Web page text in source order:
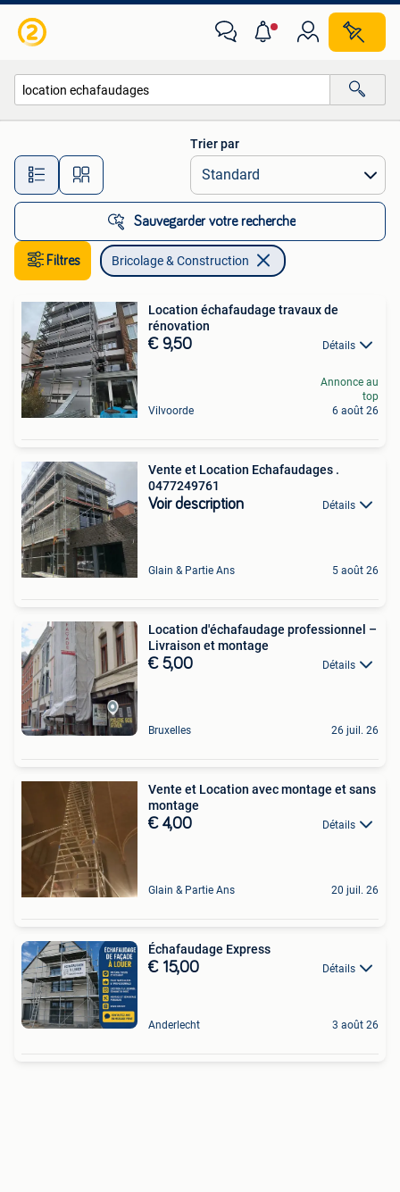
Toutes les distances…
Trier par
Sauvegarder votre recherche
Filtres Bricolage & Construction
Location échafaudage travaux de
rénovation
€ 9,50 Détails
Vilvoorde
Annonce au
top
6 août 26
Vente et Location Echafaudages .
0477249761
Voir description Détails
Glain & Partie Ans 5 août 26
Location d'échafaudage professionnel –
Livraison et montage
€ 5,00 Détails
Bruxelles 26 juil. 26
Vente et Location avec montage et sans
montage
€ 4,00 Détails
Glain & Partie Ans 20 juil. 26
Échafaudage Express
€ 15,00 Détails
Anderlecht 3 août 26